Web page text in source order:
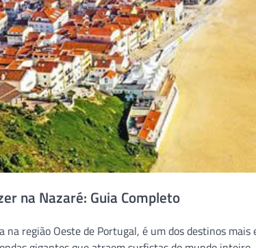
na Nazaré: Guia Completo
na região Oeste de Portugal, é um dos destinos